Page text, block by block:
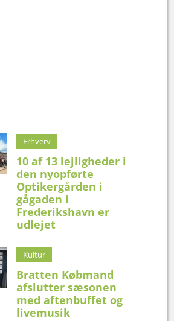
Erhverv
10 af 13 lejligheder i
den nyopførte
Optikergården i
gågaden i
Frederikshavn er
udlejet
Kultur
Bratten Købmand
afslutter sæsonen
med aftenbuffet og
livemusik